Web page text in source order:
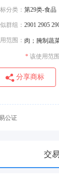
分类： 第29类-食品
群组： 2901 2905
范围： 肉；腌制蔬
* 该使用范
分享商标
公证
交